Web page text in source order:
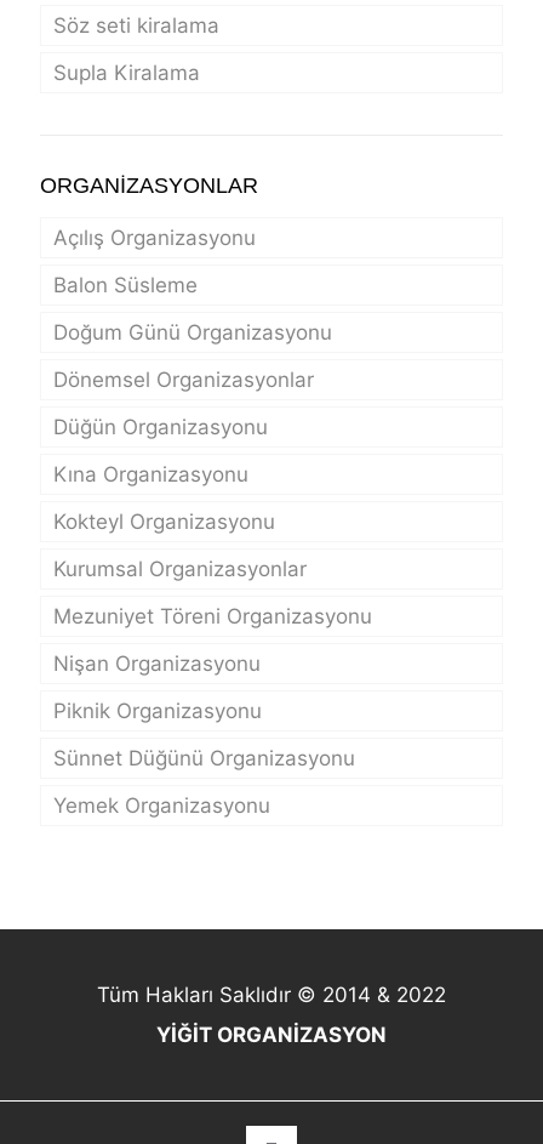
Söz seti kiralama
Supla Kiralama
ORGANİZASYONLAR
Açılış Organizasyonu
Balon Süsleme
Doğum Günü Organizasyonu
Dönemsel Organizasyonlar
Düğün Organizasyonu
Kına Organizasyonu
Kokteyl Organizasyonu
Kurumsal Organizasyonlar
Mezuniyet Töreni Organizasyonu
Nişan Organizasyonu
Piknik Organizasyonu
Sünnet Düğünü Organizasyonu
Yemek Organizasyonu
Tüm Hakları Saklıdır © 2014 & 2022
YİĞİT ORGANİZASYON